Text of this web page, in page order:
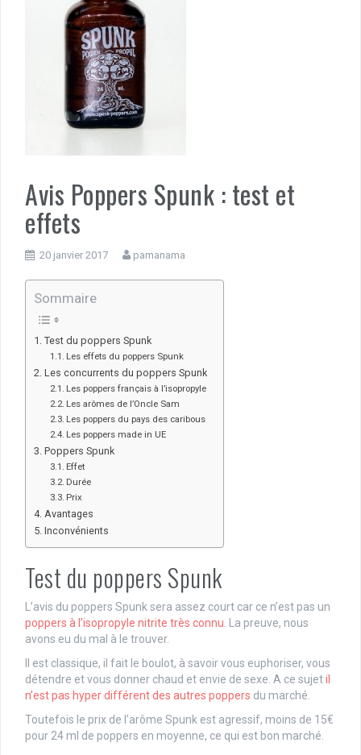
Avis Poppers Spunk : test et
effets
20 janvier 2017 pamanama
Sommaire
Test du poppers Spunk
Les effets du poppers Spunk
Les concurrents du poppers Spunk
Les poppers français à l’isopropyle
Les arômes de l’Oncle Sam
Les poppers du pays des caribous
Les poppers made in UE
Poppers Spunk
Effet
Durée
Prix
Avantages
Inconvénients
Test du poppers Spunk
L’avis du poppers Spunk sera assez court car ce n’est pas un
poppers à l’isopropyle nitrite très connu . La preuve, nous
avons eu du mal à le trouver.
Il est classique, il fait le boulot, à savoir vous euphoriser, vous
détendre et vous donner chaud et envie de sexe. A ce sujetil
n’est pas hyper différent des autres poppers du marché.
Toutefois le prix de l’arôme Spunk est agressif, moins de 15€
pour 24 ml de poppers en moyenne, ce qui est bon marché.